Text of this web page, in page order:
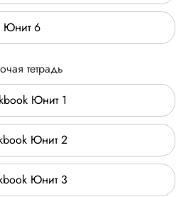
Юнит 6
тетрадь
Юнит 1
Юнит 2
Юнит 3